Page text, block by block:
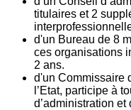
titulaires et 2
d'un Bureau de 8
ces organisations
2 ans.
d'un Commissaire
l’Etat, participe à
d’administration et